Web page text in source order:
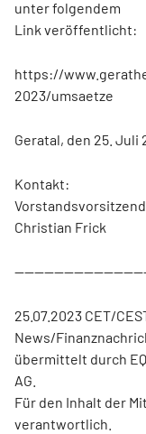
unter folgendem
Link veröffentlicht:
https://
2023/umsaetze
Geratal, den 25. Juli
Kontakt:
Christian Frick
25.07.2023 CET/
News/
übermittelt durch
AG.
Für den Inhalt der
verantwortlich.